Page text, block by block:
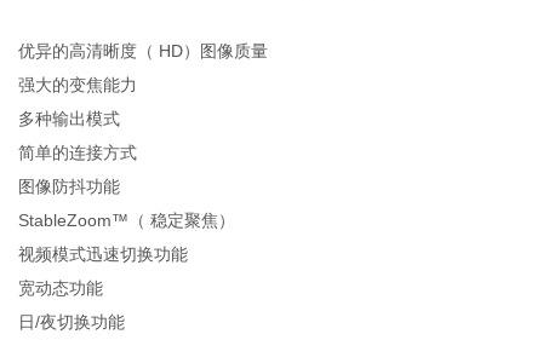
优异的高清晰度（ HD）图像质量
强大的变焦能力
多种输出模式
简单的连接方式
图像防抖功能
StableZoom™（ 稳定聚焦）
视频模式迅速切换功能
宽动态功能
日/夜切换功能